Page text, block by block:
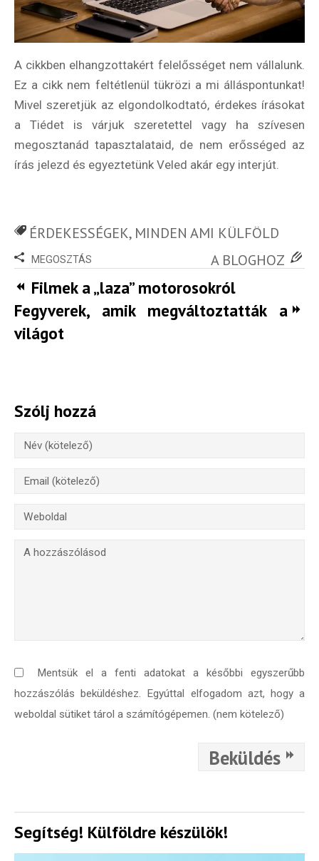
A cikkben elhangzottakért felelősséget nem vállalunk.
Ez a cikk nem feltétlenül tükrözi a mi álláspontunkat!
Mivel szeretjük az elgondolkodtató, érdekes írásokat
a Tiédet is várjuk szeretettel vagy ha szívesen
megosztanád tapasztalataid, de nem erősséged az
írás jelezd és egyeztetünk Veled akár egy interjút.
ÉRDEKESSÉGEK, MINDEN AMI KÜLFÖLD
MEGOSZTÁS A BLOGHOZ
Filmek a „laza” motorosokról
Fegyverek, amik megváltoztatták a
világot
Szólj hozzá
Mentsük el a fenti adatokat a későbbi egyszerűbb
hozzászólás beküldéshez. Egyúttal elfogadom azt, hogy a
weboldal sütiket tárol a számítógépemen. (nem kötelező)
Beküldés
Segítség! Külföldre készülök!